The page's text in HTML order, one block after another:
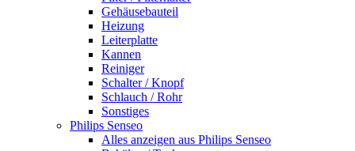
Gehäusebauteil
Heizung
Leiterplatte
Kannen
Reiniger
Schalter / Knopf
Schlauch / Rohr
Sonstiges
Philips Senseo
Alles anzeigen aus Philips Senseo